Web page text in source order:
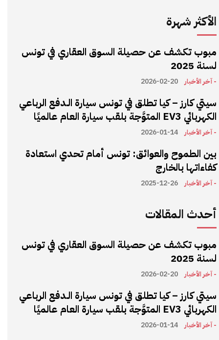
الأكثر شهرة
مبوب تكشف عن حصيلة السوق العقاري في تونس
لسنة 2025
- آخر الأخبار 2026-02-20
سيتي كارز – كيا تطلق في تونس سيارة الـدفع الرباعي
الكهربائي EV3 المتوَّجة بلقب سيارة العام عالميًا
- آخر الأخبار 2026-01-14
بين الطموح والعوائق: تونس أمام تحدي استعادة
كفاءاتها بالخارج
- آخر الأخبار 2025-12-26
أحدث المقالات
مبوب تكشف عن حصيلة السوق العقاري في تونس
لسنة 2025
- آخر الأخبار 2026-02-20
سيتي كارز – كيا تطلق في تونس سيارة الـدفع الرباعي
الكهربائي EV3 المتوَّجة بلقب سيارة العام عالميًا
- آخر الأخبار 2026-01-14